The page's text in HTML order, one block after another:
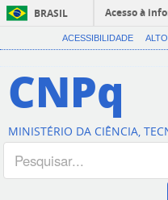
BRASIL
Acesso à
ACESSIBILIDADE
CNPq
MINISTÉRIO DA CIÊNCIA,